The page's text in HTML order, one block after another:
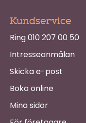
Kundservice
Ring 010 207 00 50
Intresseanmälan
Skicka e-post
Boka online
Mina sidor